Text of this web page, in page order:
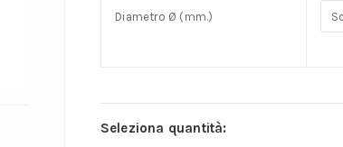
Diametro Ø (mm.)
Seleziona quantità: